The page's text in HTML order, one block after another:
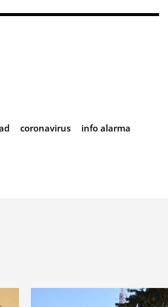
coronavirus info alarma